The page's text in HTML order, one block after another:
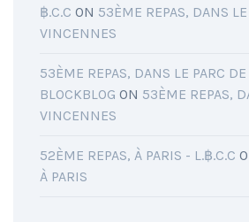
฿.C.C ON 53ÈME REPAS, DANS
VINCENNES
53ÈME REPAS, DANS LE PARC
BLOCKBLOG ON 53ÈME REPAS,
VINCENNES
52ÈME REPAS, À PARIS - L.฿.C.C
À PARIS